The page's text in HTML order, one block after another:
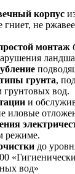
корпус
не
монтаж
грунта,
вод.
и
иловые
режиме.
до
вод»